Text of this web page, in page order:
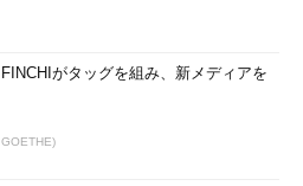
がタッグを組み、新メディアを